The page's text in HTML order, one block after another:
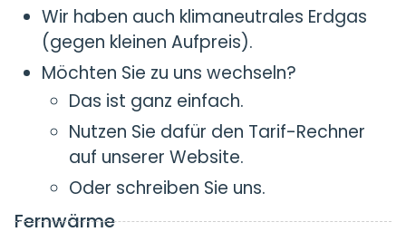
Wir haben auch klimaneutrales Erdgas
(gegen kleinen Aufpreis).
Möchten Sie zu uns wechseln?
Das ist ganz einfach.
Nutzen Sie dafür den Tarif-Rechner
auf unserer Website.
Oder schreiben Sie uns.
Fernwärme